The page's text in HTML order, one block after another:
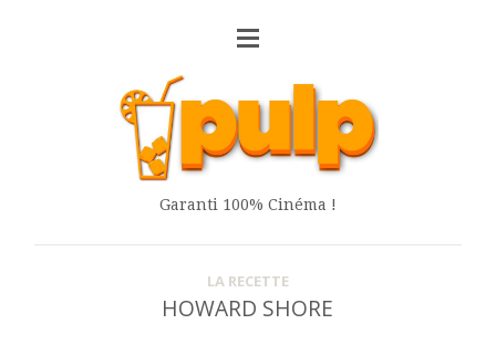
Garanti 100% Cinéma !
LA RECETTE
HOWARD SHORE